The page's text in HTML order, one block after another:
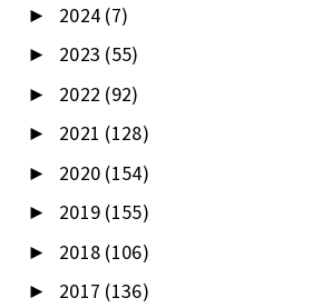
► 2024 (7)
► 2023 (55)
► 2022 (92)
► 2021 (128)
► 2020 (154)
► 2019 (155)
► 2018 (106)
► 2017 (136)